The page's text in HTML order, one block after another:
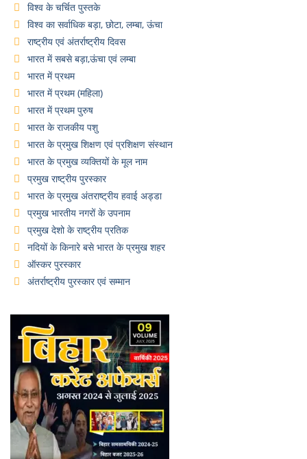
विश्व के चर्चित पुस्तके
विश्व का सर्वाधिक बड़ा, छोटा, लम्बा, ऊंचा
राष्ट्रीय एवं अंतर्राष्ट्रीय दिवस
भारत में सबसे बड़ा,ऊंचा एवं लम्बा
भारत में प्रथम
भारत में प्रथम (महिला)
भारत में प्रथम पुरुष
भारत के राजकीय पशु
भारत के प्रमुख शिक्षण एवं प्रशिक्षण संस्थान
भारत के प्रमुख व्यक्तियों के मूल नाम
प्रमुख राष्ट्रीय पुरस्कार
भारत के प्रमुख अंतराष्ट्रीय हवाई अड्डा
प्रमुख भारतीय नगरों के उपनाम
प्रमुख देशो के राष्ट्रीय प्रतिक
नदियों के किनारे बसे भारत के प्रमुख शहर
ऑस्कर पुरस्कार
अंतर्राष्ट्रीय पुरस्कार एवं सम्मान